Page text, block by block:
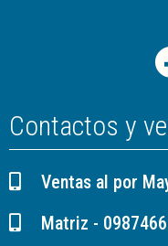
Contactos y
Ventas al por
Matriz -